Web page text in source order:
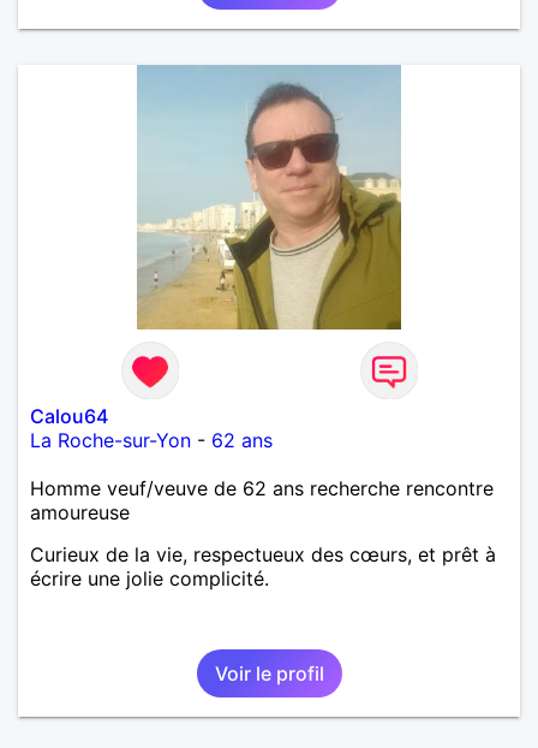
Calou64
La Roche-sur-Yon - 62 ans
Homme veuf/veuve de 62 ans recherche rencontre
amoureuse
Curieux de la vie, respectueux des cœurs, et prêt à
écrire une jolie complicité.
Voir le profil